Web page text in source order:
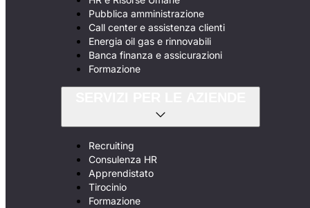
Pubblica amministrazione
Call center e assistenza clienti
Energia oil gas e rinnovabili
Banca finanza e assicurazioni
Formazione
Recruiting
Consulenza HR
Apprendistato
Tirocinio
Formazione